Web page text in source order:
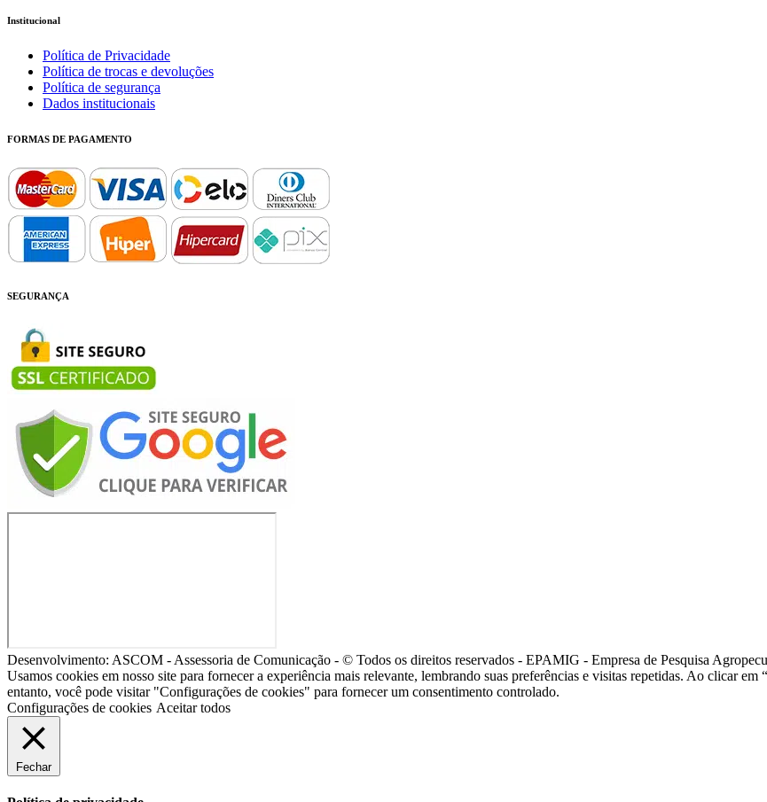
Institucional
Política de Privacidade
Política de trocas e devoluções
Política de segurança
Dados institucionais
FORMAS DE PAGAMENTO
SEGURANÇA
Desenvolvimento: ASCOM - Assessoria de Comunicação - © Todos os direitos reservados - EPAMIG - Empresa de Pesquisa
Usamos cookies em nosso site para fornecer a experiência mais relevante, lembrando suas preferências e visitas repetidas. Ao clicar
entanto, você pode visitar "Configurações de cookies" para fornecer um consentimento controlado.
Configurações de cookies Aceitar todos
Fechar